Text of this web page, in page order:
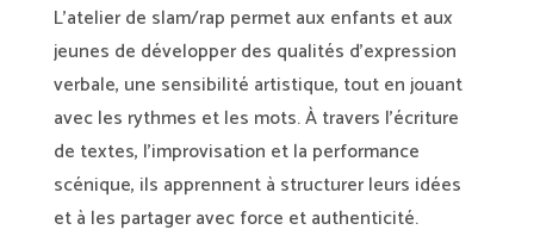
L’atelier de slam/rap permet aux enfants et aux
jeunes de développer des qualités d’expression
verbale, une sensibilité artistique, tout en jouant
avec les rythmes et les mots. À travers l’écriture
de textes, l’improvisation et la performance
scénique, ils apprennent à structurer leurs idées
et à les partager avec force et authenticité.